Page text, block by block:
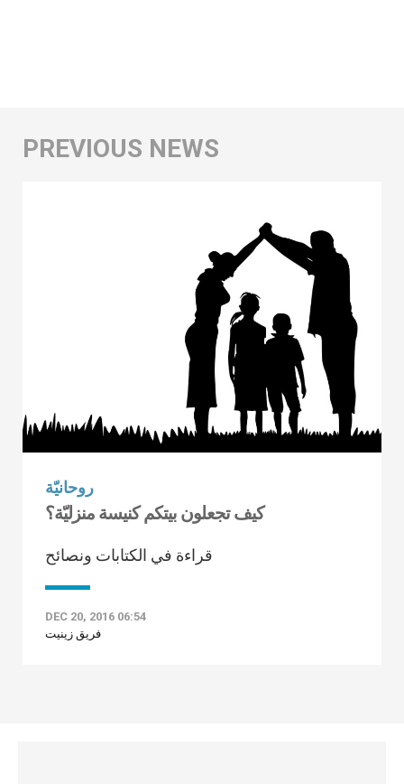
روحانيّة
كيف تجعلون بيتكم كنيسة منزليّة؟
قراءة في الكتابات ونصائح
DEC 20, 2016 06:54
فريق زينيت